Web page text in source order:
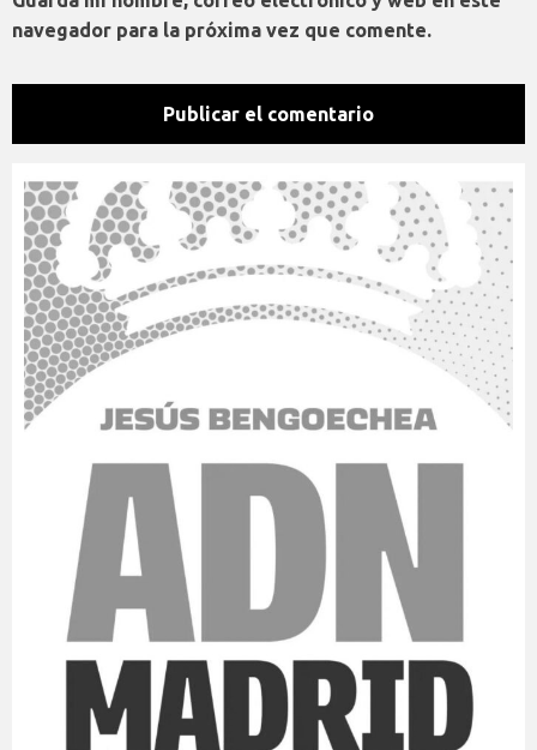
navegador para la próxima vez que comente.